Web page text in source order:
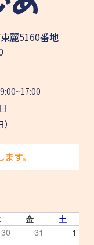
麓5160番地
す。
金 土
30 31
1